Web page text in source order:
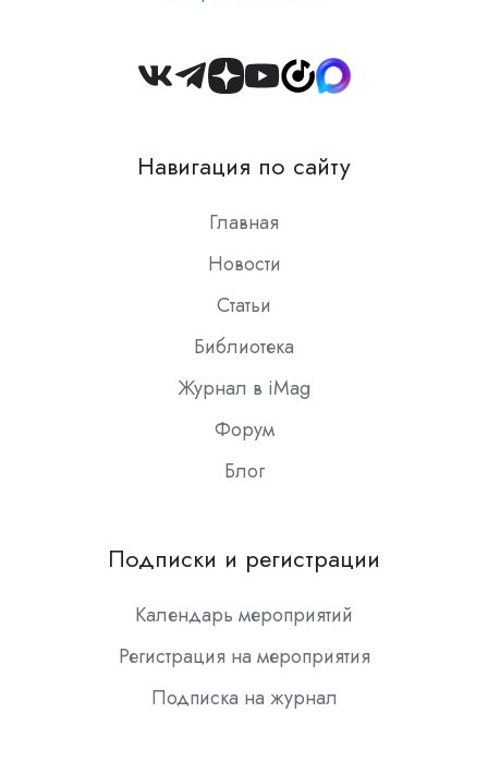
Join
Slack
Навигация по сайту
Главная
Новости
Статьи
Библиотека
Журнал в iMag
Форум
Блог
Подписки и регистрации
Календарь мероприятий
Регистрация на мероприятия
Подписка на журнал